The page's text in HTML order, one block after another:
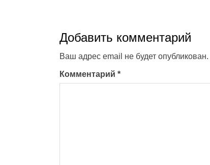
Добавить комментарий
Ваш адрес email не будет опубликован.
Комментарий *